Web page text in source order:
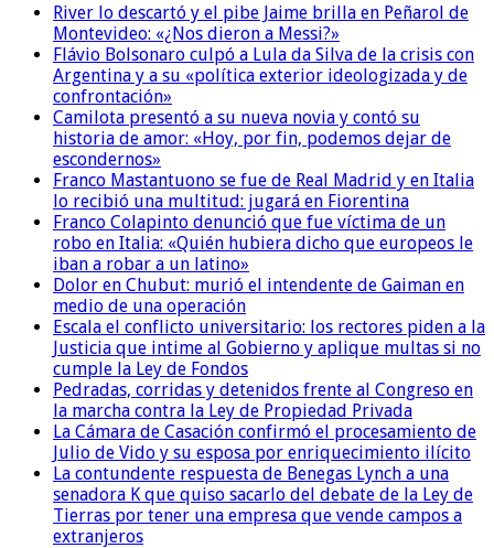
River lo descartó y el pibe Jaime brilla en Peñarol de
Montevideo: «¿Nos dieron a Messi?»
Flávio Bolsonaro culpó a Lula da Silva de la crisis con
Argentina y a su «política exterior ideologizada y de
confrontación»
Camilota presentó a su nueva novia y contó su
historia de amor: «Hoy, por fin, podemos dejar de
escondernos»
Franco Mastantuono se fue de Real Madrid y en Italia
lo recibió una multitud: jugará en Fiorentina
Franco Colapinto denunció que fue víctima de un
robo en Italia: «Quién hubiera dicho que europeos le
iban a robar a un latino»
Dolor en Chubut: murió el intendente de Gaiman en
medio de una operación
Escala el conflicto universitario: los rectores piden a la
Justicia que intime al Gobierno y aplique multas si no
cumple la Ley de Fondos
Pedradas, corridas y detenidos frente al Congreso en
la marcha contra la Ley de Propiedad Privada
La Cámara de Casación confirmó el procesamiento de
Julio de Vido y su esposa por enriquecimiento ilícito
La contundente respuesta de Benegas Lynch a una
senadora K que quiso sacarlo del debate de la Ley de
Tierras por tener una empresa que vende campos a
extranjeros